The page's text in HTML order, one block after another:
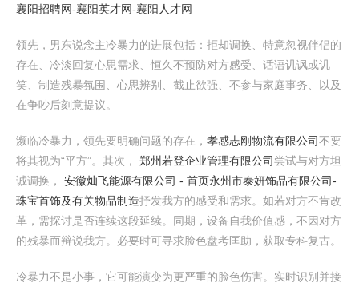
襄阳招聘网-襄阳英才网-襄阳人才网
领先，男东说念主冷暴力的进展包括：拒却调换、特意忽视伴侣的
存在、冷淡回复心思需求、恒久不预防对方感受、话语讥讽或讥
笑、制造残暴氛围、心思辨别、截止欲强、不参与家庭事务、以及
在争吵后刻意提议。
濒临冷暴力，领先要明确问题的存在， 孝感志刚物流有限公司不要
将其视为“平方”。其次， 郑州若登企业管理有限公司尝试与对方坦
诚调换， 安徽灿飞能源有限公司 - 首页永州市泰妍饰品有限公司-
珠宝首饰及有关物品制造抒发我方的感受和需求。如若对方不肯改
革，需探讨是否连续这段延续。同期，设备自我价值感，不因对方
的残暴而辩说我方。必要时可寻求脸色盘考匡助，获取专科复古。
冷暴力不是小事，它可能演变为更严重的脸色伤害。实时识别并接